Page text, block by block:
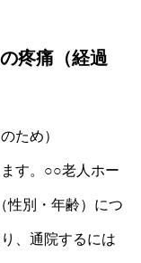
疼痛（経過
ため）
す。○○老人ホー
性別・年齢）につ
、通院するには